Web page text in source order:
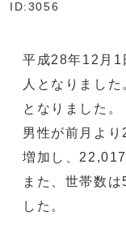
ID:3056
平成28年12月1
人となりまし
となりました。
男性が前月よ
増加し、22,017
また、世帯数
した。